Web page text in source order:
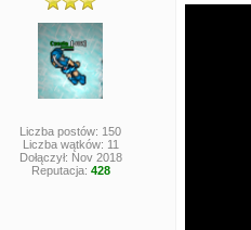
Liczba postów: 150
Liczba wątków: 11
Dołączył: Nov 2018
Reputacja: 428